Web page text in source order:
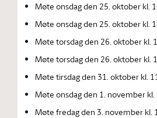
Møte onsdag den 25. oktober kl.
Møte onsdag den 25. oktober kl.
Møte torsdag den 26. oktober kl.
Møte torsdag den 26. oktober kl.
Møte tirsdag den 31. oktober kl.
Møte onsdag den 1. november kl.
Møte fredag den 3. november kl.